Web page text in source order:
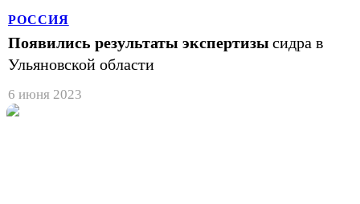
РОССИЯ
Появились результаты экспертизы сидра в
Ульяновской области
6 июня 2023